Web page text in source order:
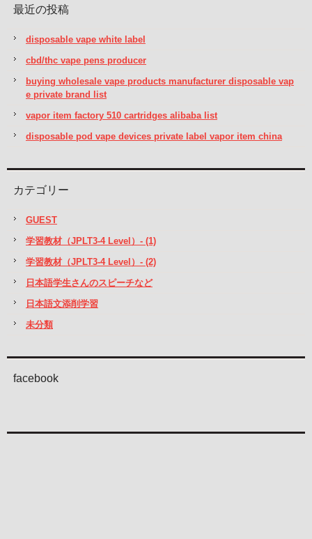
最近の投稿
disposable vape white label
cbd/thc vape pens producer
buying wholesale vape products manufacturer disposable vap
e private brand list
vapor item factory 510 cartridges alibaba list
disposable pod vape devices private label vapor item china
カテゴリー
GUEST
学習教材（JPLT3-4 Level）- (1)
学習教材（JPLT3-4 Level）- (2)
日本語学生さんのスピーチなど
日本語文添削学習
未分類
facebook